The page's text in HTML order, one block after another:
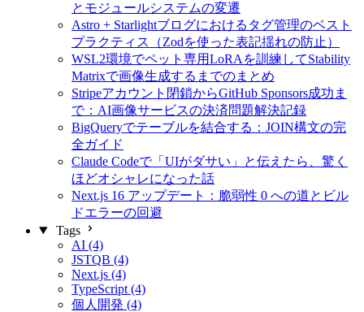
とモジュールシステムの変遷
Astro + Starlightブログにおけるタグ管理のベスト
プラクティス（Zodを使った表記揺れの防止）
WSL2環境でペット専用LoRAを訓練してStability
Matrixで画像生成するまでのまとめ
Stripeアカウント閉鎖からGitHub Sponsors成功ま
で：AI画像サービスの決済問題解決記録
BigQueryでテーブルを結合する：JOIN構文の完
全ガイド
Claude Codeで「UIがダサい」と伝えたら、驚く
ほどオシャレになった話
Next.js 16 アップデート：脆弱性 0 への道とビル
ドエラーの回避
Tags
AI (4)
JSTQB (4)
Next.js (4)
TypeScript (4)
個人開発 (4)